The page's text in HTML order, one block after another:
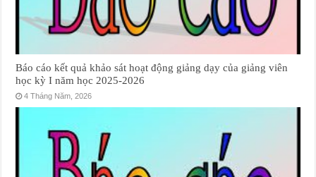
Báo cáo kết quả khảo sát hoạt động giảng dạy của giảng viên
học kỳ I năm học 2025-2026
4 Tháng Năm, 2026